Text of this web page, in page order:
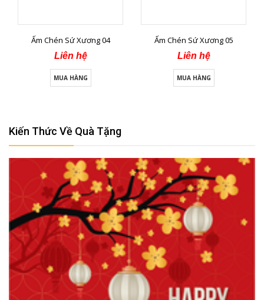
Ấm Chén Sứ Xương 04
Liên hệ
MUA HÀNG
Ấm Chén Sứ Xương 05
Liên hệ
MUA HÀNG
Kiến Thức Về Quà Tặng